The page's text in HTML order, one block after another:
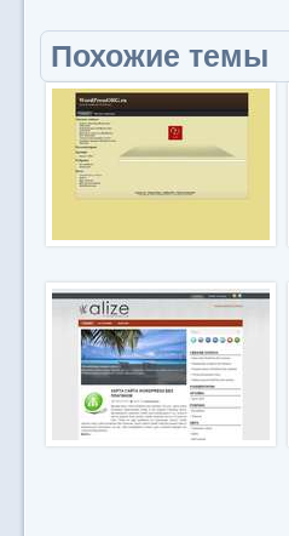
Похожие темы